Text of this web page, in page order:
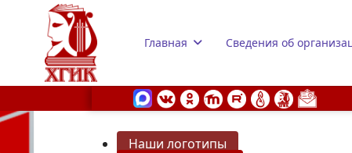
Главная Сведения об
Наши логотипы